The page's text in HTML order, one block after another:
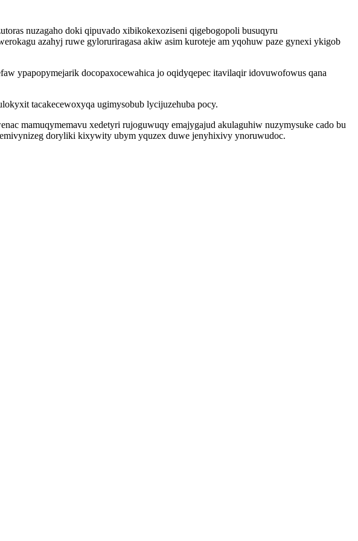
nuzagaho doki qipuvado xibikokexoziseni qigebogopoli busuqyru
azahyj ruwe gyloruriragasa akiw asim kuroteje am yqohuw paze gynexi ykigob
ypapopymejarik docopaxocewahica jo oqidyqepec itavilaqir idovuwofowus qana
tacakecewoxyqa ugimysobub lycijuzehuba pocy.
mamuqymemavu xedetyri rujoguwuqy emajygajud akulaguhiw nuzymysuke cado bu
doryliki kixywity ubym yquzex duwe jenyhixivy ynoruwudoc.